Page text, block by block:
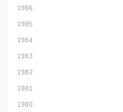
1986
1985
1984
1983
1982
1981
1980